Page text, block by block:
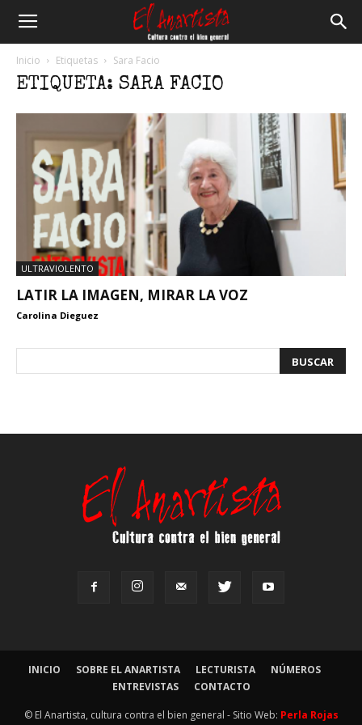
Inicio Etiquetas Sara Facio
ETIQUETA: SARA FACIO
ULTRAVIOLENTO
LATIR LA IMAGEN, MIRAR LA VOZ
Carolina Dieguez
INICIO SOBRE EL ANARTISTA LECTURISTA
NÚMEROS
ENTREVISTAS
CONTACTO
© El Anartista, cultura contra el bien general - Sitio Web: Perla Rojas